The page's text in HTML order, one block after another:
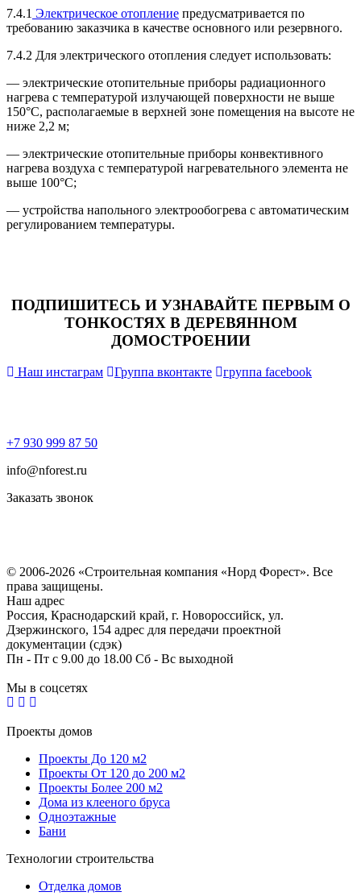
7.4.1 Электрическое отопление предусматривается по
требованию заказчика в качестве основного или резервного.
7.4.2 Для электрического отопления следует использовать:
— электрические отопительные приборы радиационного
нагрева с температурой излучающей поверхности не выше
150°С, располагаемые в верхней зоне помещения на высоте не
ниже 2,2 м;
— электрические отопительные приборы конвективного
нагрева воздуха с температурой нагревательного элемента не
выше 100°С;
— устройства напольного электрообогрева с автоматическим
регулированием температуры.
ПОДПИШИТЕСЬ И УЗНАВАЙТЕ ПЕРВЫМ О
ТОНКОСТЯХ В ДЕРЕВЯННОМ
ДОМОСТРОЕНИИ
Наш инстаграм Группа вконтакте группа facebook
+7 930 999 87 50
info@nforest.ru
Заказать звонок
© 2006-2026 «Строительная компания «Норд Форест». Все
права защищены.
Наш адрес
Россия, Краснодарский край, г. Новороссийск, ул.
Дзержинского, 154 адрес для передачи проектной
документации (сдэк)
Пн - Пт с 9.00 до 18.00 Сб - Вс выходной
Мы в соцсетях
Проекты домов
Проекты До 120 м2
Проекты От 120 до 200 м2
Проекты Более 200 м2
Дома из клееного бруса
Одноэтажные
Бани
Технологии строительства
Отделка домов